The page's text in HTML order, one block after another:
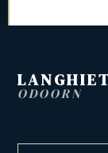
ODOORN